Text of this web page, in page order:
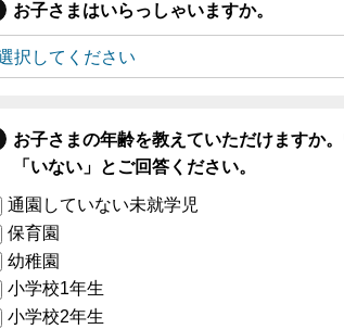
お子さまはいらっしゃいますか。
お子さまの年齢を教えていただけますか
「いない」とご回答ください。
通園していない未就学児
保育園
幼稚園
小学校1年生
小学校2年生